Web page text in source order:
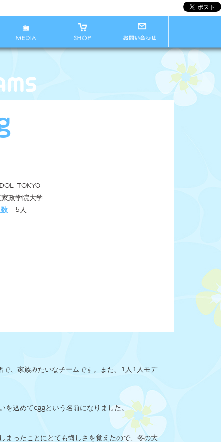
TOKYO
家政学院大学
5人
、家族みたいなチームです。また、1人1人モデ
を込めてeggという名前になりました。
まったことにとても悔しさを覚えたので、冬の大